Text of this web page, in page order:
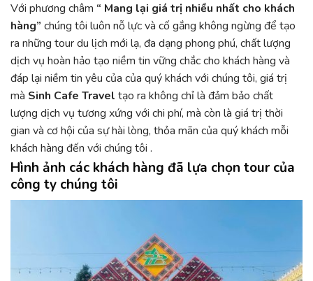
Với phương châm “ Mang lại giá trị nhiều nhất cho khách
hàng” chúng tôi luôn nỗ lực và cố gắng không ngừng để tạo
ra những tour du lịch mới lạ, đa dạng phong phú, chất lượng
dịch vụ hoàn hảo tạo niềm tin vững chắc cho khách hàng và
đáp lại niềm tin yêu của của quý khách với chúng tôi, giá trị
mà Sinh Cafe Travel tạo ra không chỉ là đảm bảo chất
lượng dịch vụ tương xứng với chi phí, mà còn là giá trị thời
gian và cơ hội của sự hài lòng, thỏa mãn của quý khách mỗi
khách hàng đến với chúng tôi .
Hình ảnh các khách hàng đã lựa chọn tour của
công ty chúng tôi